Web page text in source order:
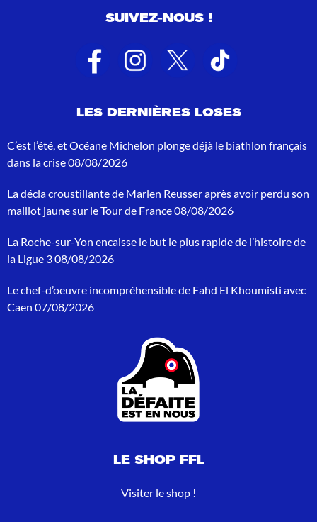
l
a
t
s
r
c
c
h
o
:
SUIVEZ-NOUS !
LES DERNIÈRES LOSES
C’est l’été, et Océane Michelon plonge déjà le biathlon français
dans la crise08/08/2026
La décla croustillante de Marlen Reusser après avoir perdu son
maillot jaune sur le Tour de France08/08/2026
La Roche-sur-Yon encaisse le but le plus rapide de l’histoire de
la Ligue 308/08/2026
Le chef-d’oeuvre incompréhensible de Fahd El Khoumisti avec
Caen 07/08/2026
LE SHOP FFL
Visiter le shop !